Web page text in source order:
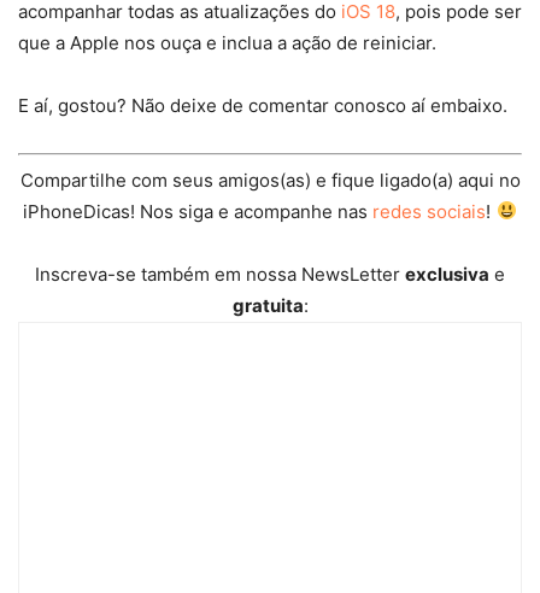
acompanhar todas as atualizações do iOS 18, pois pode ser
que a Apple nos ouça e inclua a ação de reiniciar.
E aí, gostou? Não deixe de comentar conosco aí embaixo.
Compartilhe com seus amigos(as) e fique ligado(a) aqui no
iPhoneDicas! Nos siga e acompanhe nas redes sociais!
Inscreva-se também em nossa NewsLetter exclusiva e
gratuita: